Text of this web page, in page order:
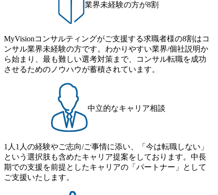
ったトップダウンアプローチを採るのではなく企業の文化・
社員の意思を尊重する事、アントレプレナーシップを尊重す
る企業文化などが挙げられる。 近年では最先端技術を擁す
る企業との提携・協業も多く、第一線で活躍するプレイヤー
たちと知識、経験、企業家的視点をコンサルティング能力と
融合させ、卓越した成果を追求している。 2026年6月6日(土)
9:00～18:00 2026年4月28日(火) 16:00 平日お忙しい候補者様
にとってまとめて面接をお受けいただける機会となります。
業界未経験の方が8割
MyVisionコンサルティングがご支援する求職者様の8割はコ
ンサル業界未経験の方です。わかりやすい業界/個社説明か
ら始まり、最も難しい選考対策まで、コンサル転職を成功
させるためのノウハウが蓄積されています。
中立的なキャリア相談
1人1人の経験やご志向/ご事情に添い、「今は転職しない」
という選択肢も含めたキャリア提案をしております。中長
期での支援を前提としたキャリアの「パートナー」として
ご支援いたします。